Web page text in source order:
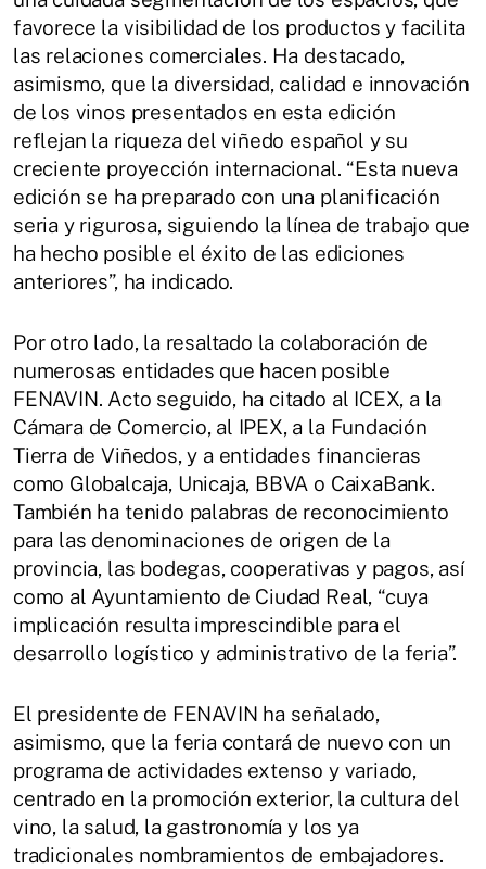
favorece la visibilidad de los productos y facilita
las relaciones comerciales. Ha destacado,
asimismo, que la diversidad, calidad e innovación
de los vinos presentados en esta edición
reflejan la riqueza del viñedo español y su
creciente proyección internacional. “Esta nueva
edición se ha preparado con una planificación
seria y rigurosa, siguiendo la línea de trabajo que
ha hecho posible el éxito de las ediciones
anteriores”, ha indicado.
Por otro lado, la resaltado la colaboración de
numerosas entidades que hacen posible
FENAVIN. Acto seguido, ha citado al ICEX, a la
Cámara de Comercio, al IPEX, a la Fundación
Tierra de Viñedos, y a entidades financieras
como Globalcaja, Unicaja, BBVA o CaixaBank.
También ha tenido palabras de reconocimiento
para las denominaciones de origen de la
provincia, las bodegas, cooperativas y pagos, así
como al Ayuntamiento de Ciudad Real, “cuya
implicación resulta imprescindible para el
desarrollo logístico y administrativo de la feria”.
El presidente de FENAVIN ha señalado,
asimismo, que la feria contará de nuevo con un
programa de actividades extenso y variado,
centrado en la promoción exterior, la cultura del
vino, la salud, la gastronomía y los ya
tradicionales nombramientos de embajadores.